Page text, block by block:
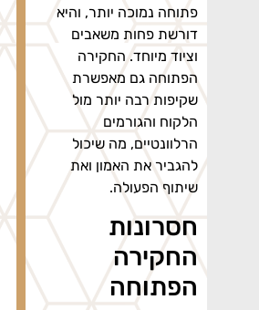
פתוחה נמוכה יותר, והיא
דורשת פחות משאבים
וציוד מיוחד. החקירה
הפתוחה גם מאפשרת
שקיפות רבה יותר מול
הלקוח והגורמים
הרלוונטיים, מה שיכול
להגביר את האמון ואת
שיתוף הפעולה.
חסרונות
החקירה
הפתוחה